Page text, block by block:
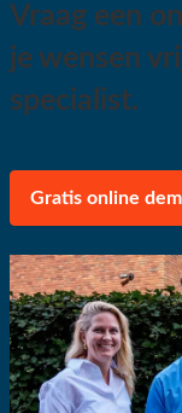
Vraag een
je wensen
specialist.
Gratis online